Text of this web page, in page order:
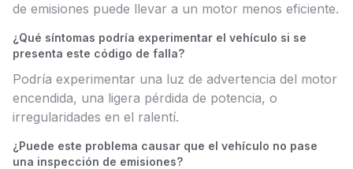
de emisiones puede llevar a un motor menos eficiente.
¿Qué síntomas podría experimentar el vehículo si se
presenta este código de falla?
Podría experimentar una luz de advertencia del motor
encendida, una ligera pérdida de potencia, o
irregularidades en el ralentí.
¿Puede este problema causar que el vehículo no pase
una inspección de emisiones?